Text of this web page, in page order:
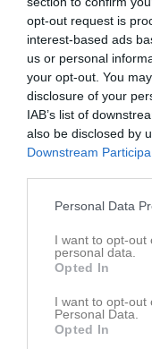
opt-out request is
interest-based ads
us or personal
your opt-out. You
disclosure of your
IAB’s list of
also be disclosed by
Downstream
Personal Data
I want to opt-out
personal data.
Opted In
I want to opt-out
Personal Data.
Opted In
Ystads Schacksällskap